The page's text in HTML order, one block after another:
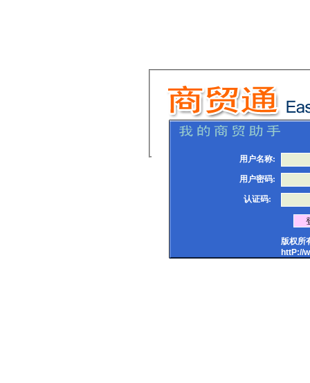
用户名称:
用户密码:
认证码:
版权所
httP://